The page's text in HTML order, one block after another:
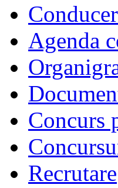
Agenda
Concurs
Recrutare